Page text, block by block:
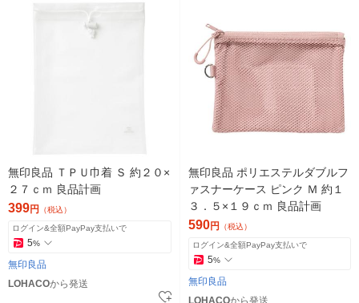
無印良品 ＴＰＵ巾着 Ｓ 約２０×
２７ｃｍ 良品計画
399円 （税込）
ログイン&全額PayPay支払いで
5%
無印良品
LOHACOから発送
無印良品 ポリエステルダブルフ
ァスナーケース ピンク Ｍ 約１
３．５×１９ｃｍ 良品計画
590円 （税込）
ログイン&全額PayPay支払いで
5%
無印良品
LOHACOから発送